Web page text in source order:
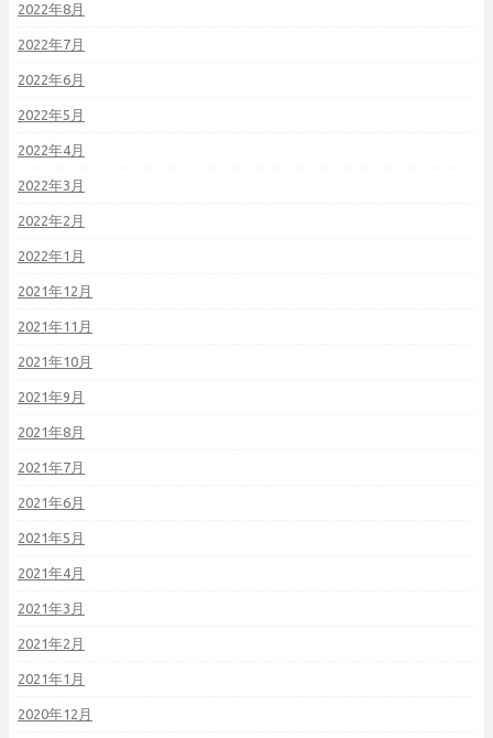
2022年8月
2022年7月
2022年6月
2022年5月
2022年4月
2022年3月
2022年2月
2022年1月
2021年12月
2021年11月
2021年10月
2021年9月
2021年8月
2021年7月
2021年6月
2021年5月
2021年4月
2021年3月
2021年2月
2021年1月
2020年12月